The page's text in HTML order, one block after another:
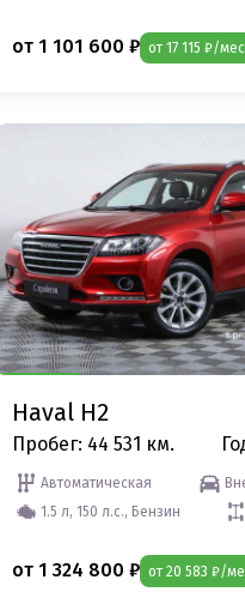
от 1 101 600 ₽ от 17 115 ₽/
Haval H2
Пробег: 44 531 км.
Автоматическая
1.5 л, 150 л.с., Бензин
от 1 324 800 ₽ от 20 583 ₽/